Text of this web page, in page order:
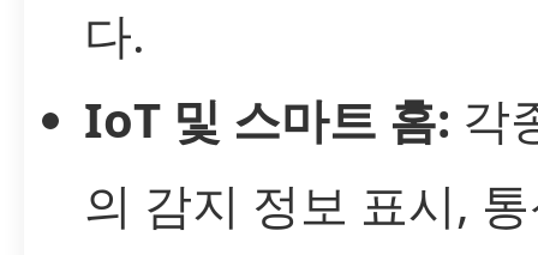
다.
IoT 및 스마트 홈: 각
의 감지 정보 표시,